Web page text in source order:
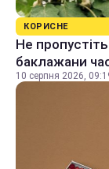
КОРИСНЕ
Не
баклажани
10 серпня 2026,